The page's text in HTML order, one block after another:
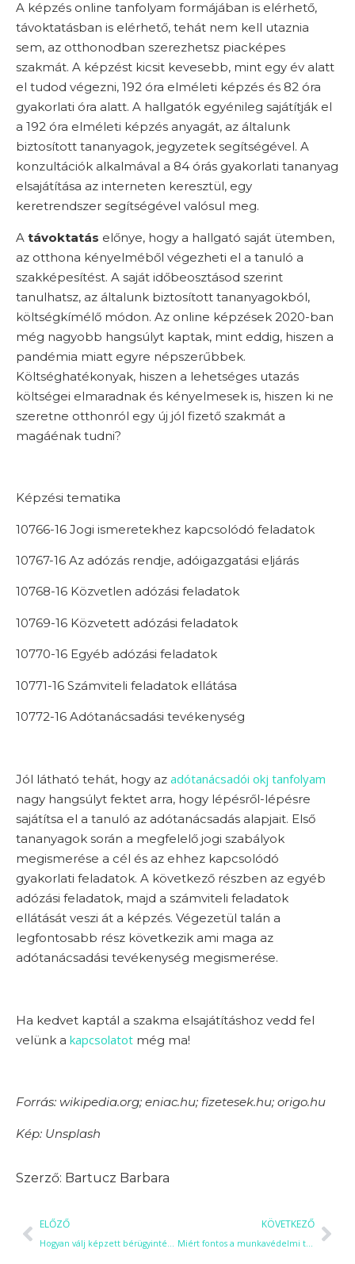
A képzés online tanfolyam formájában is elérhető,
távoktatásban is elérhető, tehát nem kell utaznia
sem, az otthonodban szerezhetsz piacképes
szakmát. A képzést kicsit kevesebb, mint egy év alatt
el tudod végezni, 192 óra elméleti képzés és 82 óra
gyakorlati óra alatt. A hallgatók egyénileg sajátítják el
a 192 óra elméleti képzés anyagát, az általunk
biztosított tananyagok, jegyzetek segítségével. A
konzultációk alkalmával a 84 órás gyakorlati tananyag
elsajátítása az interneten keresztül, egy
keretrendszer segítségével valósul meg.
A távoktatás előnye, hogy a hallgató saját ütemben,
az otthona kényelméből végezheti el a tanuló a
szakképesítést. A saját időbeosztásod szerint
tanulhatsz, az általunk biztosított tananyagokból,
költségkímélő módon. Az online képzések 2020-ban
még nagyobb hangsúlyt kaptak, mint eddig, hiszen a
pandémia miatt egyre népszerűbbek.
Költséghatékonyak, hiszen a lehetséges utazás
költségei elmaradnak és kényelmesek is, hiszen ki ne
szeretne otthonról egy új jól fizető szakmát a
magáénak tudni?
Képzési tematika
10766-16 Jogi ismeretekhez kapcsolódó feladatok
10767-16 Az adózás rendje, adóigazgatási eljárás
10768-16 Közvetlen adózási feladatok
10769-16 Közvetett adózási feladatok
10770-16 Egyéb adózási feladatok
10771-16 Számviteli feladatok ellátása
10772-16 Adótanácsadási tevékenység
Jól látható tehát, hogy az adótanácsadói okj tanfolyam
nagy hangsúlyt fektet arra, hogy lépésről-lépésre
sajátítsa el a tanuló az adótanácsadás alapjait. Első
tananyagok során a megfelelő jogi szabályok
megismerése a cél és az ehhez kapcsolódó
gyakorlati feladatok. A következő részben az egyéb
adózási feladatok, majd a számviteli feladatok
ellátását veszi át a képzés. Végezetül talán a
legfontosabb rész következik ami maga az
adótanácsadási tevékenység megismerése.
Ha kedvet kaptál a szakma elsajátításhoz vedd fel
velünk a kapcsolatot még ma!
Forrás: wikipedia.org; eniac.hu; fizetesek.hu; origo.hu
Kép: Unsplash
Bartucz Barbara
ELŐZŐ KÖVETKEZŐ
Miért fontos a munkavédelmi technikusok munkája?